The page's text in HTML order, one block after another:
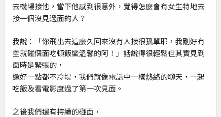
去機場接他，當下他感到很意外，覺得怎麼會有女生特地去
接一個沒見過面的人？
我說：「你飛出去這麼久回來沒有人接很孤單耶，我剛好有
空就碰個面吃頓飯蠻溫馨的阿！」話說得很輕鬆但其實見到
面時是緊張的，
還好一點都不冷場，我們就像電話中一樣熱絡的聊天，一起
吃飯及看電影度過了第一次見面。
之後我們還有持續的碰面，